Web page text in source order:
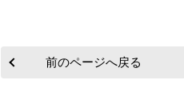
前のページへ戻る